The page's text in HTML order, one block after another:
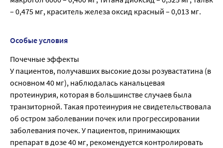
– 0,475 мг, краситель железа оксид красный – 0,013 мг.
Особые условия
Почечные эффекты
У пациентов, получавших высокие дозы розувастатина (в
основном 40 мг), наблюдалась канальцевая
протеинурия, которая в большинстве случаев была
транзиторной. Такая протеинурия не свидетельствовала
об остром заболевании почек или прогрессировании
заболевания почек. У пациентов, принимающих
препарат в дозе 40 мг, рекомендуется контролировать